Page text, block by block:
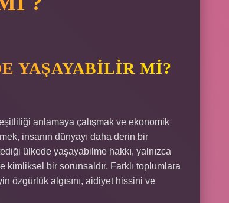
YAŞAYABILIR MI?
anlamaya çalışmak ve ekonomik
insanın dünyayı daha derin bir
ülkede yaşayabilme hakkı, yalnızca
bir sorunsaldır. Farklı toplumlara
özgürlük algısını, aidiyet hissini ve